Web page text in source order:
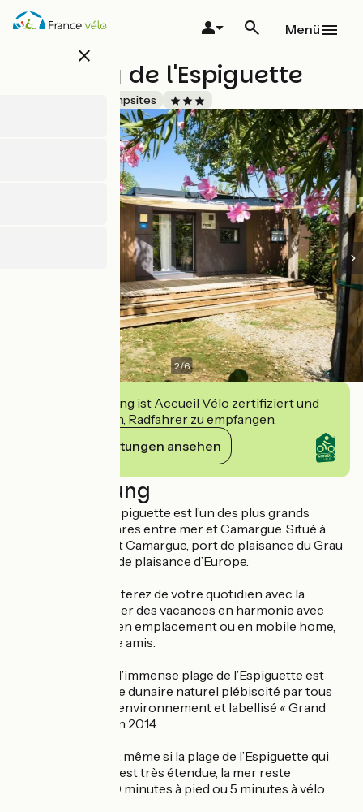
Direkt
zum
close
Menü
Camping de l'Espiguette
Campsites
2/6
Diese Einrichtung ist Accueil Vélo zertifiziert und
verpflichtet sich, Radfahrer zu empfangen.
Ihre Verpflichtungen ansehen
Beschreibung
Le camping de l’Espiguette est l’un des plus grands
d’Europe. 42 hectares entre mer et Camargue. Situé à
l’extrémité de Port Camargue, port de plaisance du Grau
du Roi et 1er Port de plaisance d’Europe.
Ici vous déconnecterez de votre quotidien avec la
promesse de passer des vacances en harmonie avec
l’environnement, en emplacement ou en mobile home,
en famille ou entre amis.
L’accès direct sur l’immense plage de l’Espiguette est
unique, un système dunaire naturel plébiscité par tous
les amoureux de l’environnement et labellisé « Grand
Site de France » en 2014.
Oubliez la voiture : même si la plage de l’Espiguette qui
borde le camping est très étendue, la mer reste
accessible à 15-20 minutes à pied ou 5 minutes à vélo.